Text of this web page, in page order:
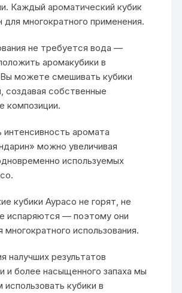
Каждый ароматический кубик
для многократного применения.
не требуется вода —
аромакубики в
можете смешивать кубики
создавая собственные
композиции.
интенсивность аромата
можно увеличивая
используемых
кубики Аурасо не горят, не
испаряются — поэтому они
использования.
налучших результатов
и более насыщенного запаха мы
кубики в